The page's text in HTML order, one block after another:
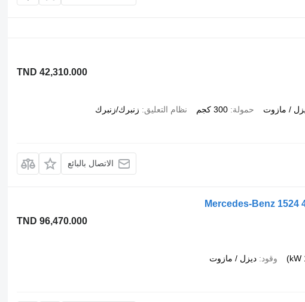
TND 42,310.000
/ مازوت حمولة 300 كجم نظام التعليق زنبرك/زنبرك
الاتصال بالبائع
Mercedes-Benz 1524
TND 96,470.000
وقود ديزل / مازوت